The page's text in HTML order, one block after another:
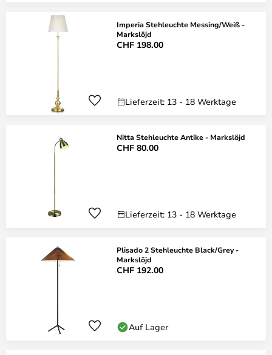
Imperia Stehleuchte Messing/Weiß -
Markslöjd
CHF 198.00
Lieferzeit: 13 - 18 Werktage
Nitta Stehleuchte Antike - Markslöjd
CHF 80.00
Lieferzeit: 13 - 18 Werktage
Plisado 2 Stehleuchte Black/Grey -
Markslöjd
CHF 192.00
Auf Lager